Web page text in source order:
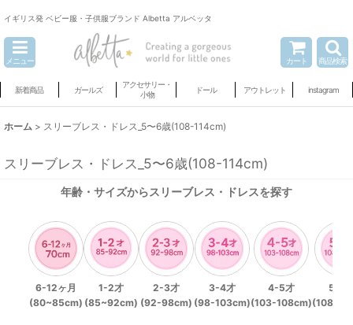
イギリス発 ベビー服・子供服ブランド Albetta アルベッタ
メニュー カート 商品検索
新着商品 ガールズ
アクセサリー・
小物
ドール アウトレット instagram
ホーム > スリーブレス・ドレス_5〜6歳(108-114cm)
スリーブレス・ドレス_5〜6歳(108-114cm)
年齢・サイズからスリーブレス・ドレスを探す
6-12ヶ月
(80~85cm)
1-2才
(85~92cm)
2-3才
(92-98cm)
3-4才
(98-103cm)
4-5才
(103-108cm)
5-6
(108-